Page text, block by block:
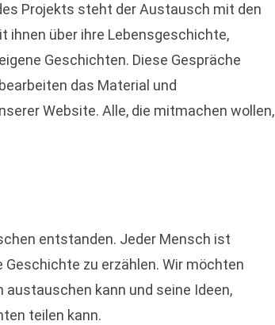
Projekts steht der Austausch mit den
ihnen über ihre Lebensgeschichte,
Geschichten. Diese Gespräche
das Material und
Website. Alle, die mitmachen wollen,
entstanden. Jeder Mensch ist
zu erzählen. Wir möchten
kann und seine Ideen,
teilen kann.